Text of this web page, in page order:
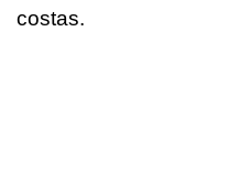
costas.